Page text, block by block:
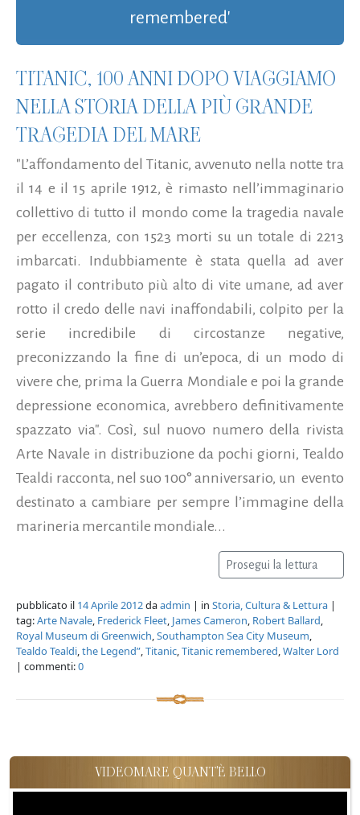
remembered'
TITANIC, 100 ANNI DOPO VIAGGIAMO
NELLA STORIA DELLA PIÙ GRANDE
TRAGEDIA DEL MARE
"L’affondamento del Titanic, avvenuto nella notte tra
il 14 e il 15 aprile 1912, è rimasto nell’immaginario
collettivo di tutto il mondo come la tragedia navale
per eccellenza, con 1523 morti su un totale di 2213
imbarcati. Indubbiamente è stata quella ad aver
pagato il contributo più alto di vite umane, ad aver
rotto il credo delle navi inaffondabili, colpito per la
serie incredibile di circostanze negative,
preconizzando la fine di un’epoca, di un modo di
vivere che, prima la Guerra Mondiale e poi la grande
depressione economica, avrebbero definitivamente
spazzato via". Così, sul nuovo numero della rivista
Arte Navale in distribuzione da pochi giorni, Tealdo
Tealdi racconta, nel suo 100° anniversario, un evento
destinato a cambiare per sempre l’immagine della
marineria mercantile mondiale...
Prosegui la lettura
pubblicato il 14 Aprile 2012daadmin | in Storia, Cultura & Lettura |
tag:Arte Navale, Frederick Fleet, James Cameron, Robert Ballard,
Royal Museum di Greenwich,Southampton Sea City Museum,
Tealdo Tealdi,the Legend”,Titanic,Titanic remembered,Walter Lord
| commenti:0
VIDEOMARE QUANT'È BELLO